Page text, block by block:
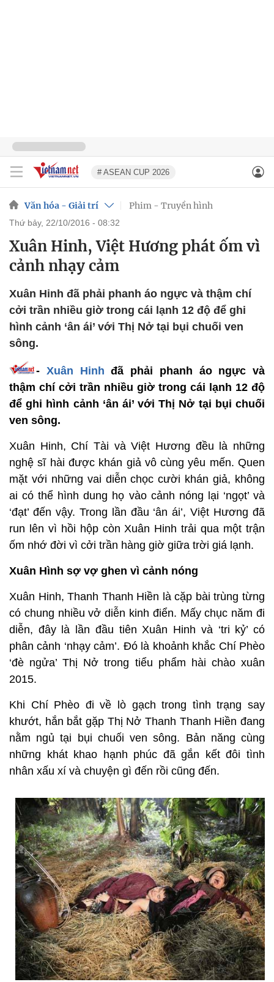
# ASEAN CUP 2026
Văn hóa - Giải trí Phim - Truyền hình
thứ bảy, 22/10/2016 - 08:32
Xuân Hinh, Việt Hương phát ốm vì
cảnh nhạy cảm
Xuân Hinh đã phải phanh áo ngực và thậm chí
cởi trần nhiều giờ trong cái lạnh 12 độ để ghi
hình cảnh ‘ân ái’ với Thị Nở tại bụi chuối ven
sông.
- Xuân Hinh đã phải phanh áo ngực và
thậm chí cởi trần nhiều giờ trong cái lạnh 12 độ
để ghi hình cảnh ‘ân ái’ với Thị Nở tại bụi chuối
ven sông.
Xuân Hinh, Chí Tài và Việt Hương đều là những
nghệ sĩ hài được khán giả vô cùng yêu mến. Quen
mặt với những vai diễn chọc cười khán giả, không
ai có thể hình dung họ vào cảnh nóng lại ‘ngọt’ và
‘đạt’ đến vậy. Trong lần đầu ‘ân ái’, Việt Hương đã
run lên vì hồi hộp còn Xuân Hinh trải qua một trận
ốm nhớ đời vì cởi trần hàng giờ giữa trời giá lạnh.
Xuân Hình sợ vợ ghen vì cảnh nóng
Xuân Hinh, Thanh Thanh Hiền là cặp bài trùng từng
có chung nhiều vở diễn kinh điển. Mấy chục năm đi
diễn, đây là lần đầu tiên Xuân Hinh và ‘tri kỷ’ có
phân cảnh ‘nhạy cảm’. Đó là khoảnh khắc Chí Phèo
‘đè ngửa’ Thị Nở trong tiểu phẩm hài chào xuân
2015.
Khi Chí Phèo đi về lò gạch trong tình trạng say
khướt, hắn bắt gặp Thị Nở Thanh Thanh Hiền đang
nằm ngủ tại bụi chuối ven sông. Bản năng cùng
những khát khao hạnh phúc đã gắn kết đôi tình
nhân xấu xí và chuyện gì đến rồi cũng đến.